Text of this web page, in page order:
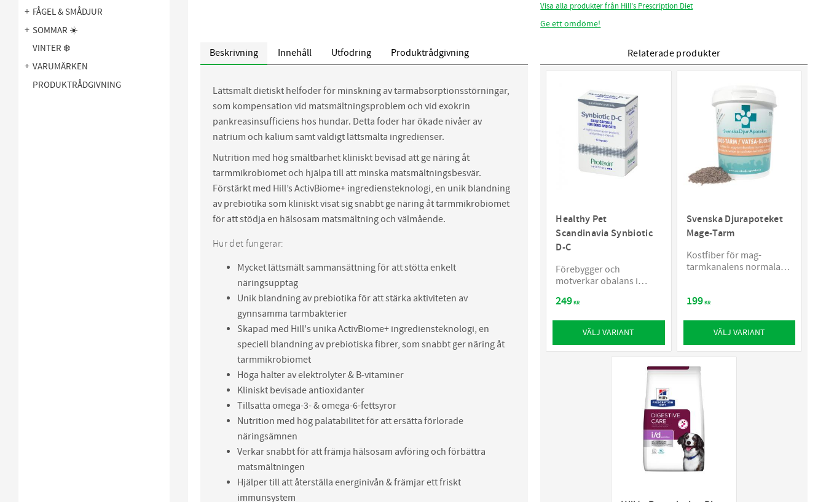
Visa alla produkter från Hill's Prescription Diet
Ge ett omdöme!
Beskrivning Innehåll Utfodring Produktrådgivning
Lättsmält dietiskt helfoder för minskning av tarmabsorptionsstörningar,
som kompensation vid matsmältningsproblem och vid exokrin
pankreasinsufficiens hos hundar. Detta foder har ökade nivåer av
natrium och kalium samt väldigt lättsmälta ingredienser.
Nutrition med hög smältbarhet kliniskt bevisad att ge näring åt
tarmmikrobiomet och hjälpa till att minska matsmältningsbesvär.
Förstärkt med Hill’s ActivBiome+ ingrediensteknologi, en unik blandning
av prebiotika som kliniskt visat sig snabbt ge näring åt tarmmikrobiomet
för att stödja en hälsosam matsmältning och välmående.
Hur det fungerar:
Mycket lättsmält sammansättning för att stötta enkelt
näringsupptag
Unik blandning av prebiotika för att stärka aktiviteten av
gynnsamma tarmbakterier
Skapad med Hill's unika ActivBiome+ ingrediensteknologi, en
speciell blandning av prebiotiska fibrer, som snabbt ger näring åt
tarmmikrobiomet
Höga halter av elektrolyter & B-vitaminer
Kliniskt bevisade antioxidanter
Tillsatta omega-3- & omega-6-fettsyror
Nutrition med hög palatabilitet för att ersätta förlorade
näringsämnen
Verkar snabbt för att främja hälsosam avföring och förbättra
matsmältningen
Hjälper till att återställa energinivån & främjar ett friskt
immunsystem
Relaterade produkter
Healthy Pet
Scandinavia Synbiotic
D-C
Förebygger och
motverkar obalans i
249KR
VÄLJ VARIANT
Svenska Djurapoteket
Mage-Tarm
Kostfiber för mag-
tarmkanalens normala
199KR
VÄLJ VARIANT
FÅGEL & SMÅDJUR
SOMMAR ☀️
VINTER ❄️
VARUMÄRKEN
PRODUKTRÅDGIVNING